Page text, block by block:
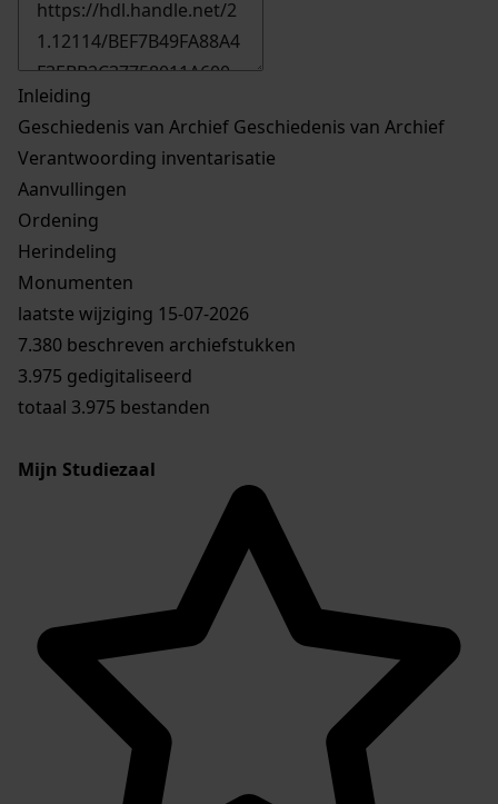
Inleiding
Geschiedenis van Archief Geschiedenis van Archief
Verantwoording inventarisatie
Aanvullingen
Ordening
Herindeling
Monumenten
laatste wijziging 15-07-2026
7.380 beschreven archiefstukken
3.975 gedigitaliseerd
totaal 3.975 bestanden
Mijn Studiezaal